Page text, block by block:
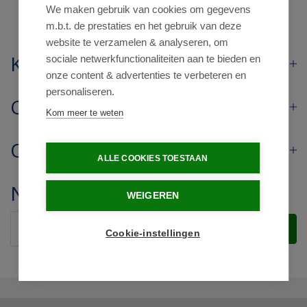
Klantenservice
Contact
Openingstijden
Nieuwsbrief
We maken gebruik van cookies om gegevens
m.b.t. de prestaties en het gebruik van deze
website te verzamelen & analyseren, om
sociale netwerkfunctionaliteiten aan te bieden en
onze content & advertenties te verbeteren en
personaliseren.
Kom meer te weten
ALLE COOKIES TOESTAAN
WEIGEREN
Cookie-instellingen